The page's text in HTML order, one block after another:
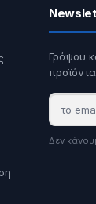
Γράψου
Δεν